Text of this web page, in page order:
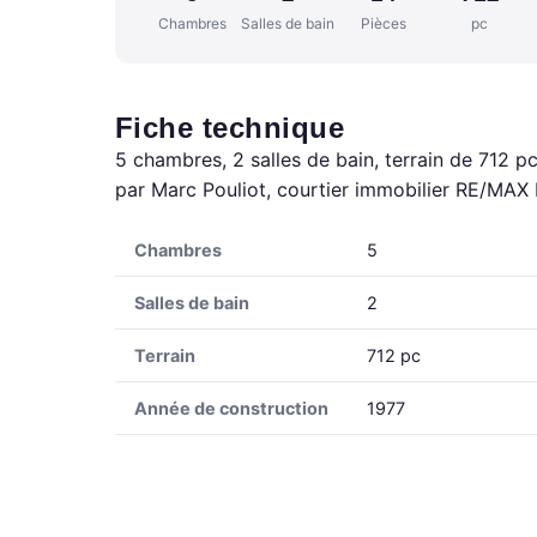
Chambres Salles de bain Pièces pc
Fiche technique
5 chambres, 2 salles de bain, terrain de 712
par Marc Pouliot, courtier immobilier RE/
Chambres 5
Salles de bain 2
Terrain 712 pc
Année de construction 1977